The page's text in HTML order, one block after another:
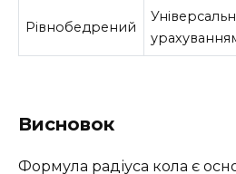
Рівнобедрений
Висновок
Формула радіуса кола є